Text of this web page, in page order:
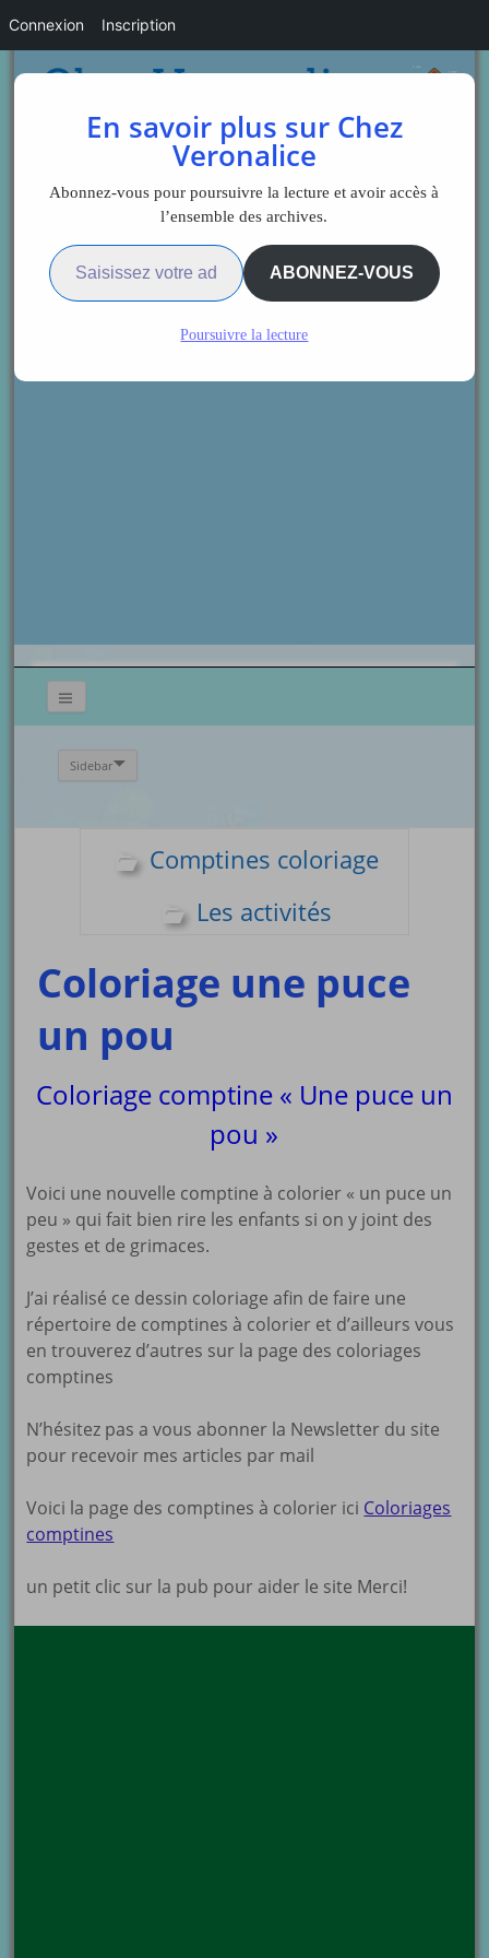
Sidebar
Comptines coloriage
Les activités
Coloriage une puce
un pou
Coloriage comptine « Une puce un
pou »
Voici une nouvelle comptine à colorier « un puce un
peu » qui fait bien rire les enfants si on y joint des
gestes et de grimaces.
J’ai réalisé ce dessin coloriage afin de faire une
répertoire de comptines à colorier et d’ailleurs vous
en trouverez d’autres sur la page des coloriages
comptines
N’hésitez pas a vous abonner la Newsletter du site
pour recevoir mes articles par mail
Voici la page des comptines à colorier ici Coloriages
comptines
un petit clic sur la pub pour aider le site Merci!
En savoir plus sur Chez
Veronalice
Abonnez-vous pour poursuivre la lecture et avoir accès à
l’ensemble des archives.
Saisissez votre adresse e-mail…
ABONNEZ-VOUS
Poursuivre la lecture
Connexion Inscription